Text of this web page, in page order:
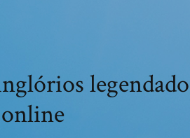
legendado
online